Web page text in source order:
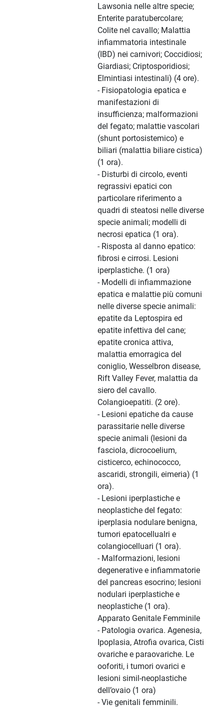
Lawsonia nelle altre specie;
Enterite paratubercolare;
Colite nel cavallo; Malattia
infiammatoria intestinale
(IBD) nei carnivori; Coccidiosi;
Giardiasi; Criptosporidiosi;
Elmintiasi intestinali) (4 ore).
- Fisiopatologia epatica e
manifestazioni di
insufficienza; malformazioni
del fegato; malattie vascolari
(shunt portosistemico) e
biliari (malattia biliare cistica)
(1 ora).
- Disturbi di circolo, eventi
regrassivi epatici con
particolare riferimento a
quadri di steatosi nelle diverse
specie animali; modelli di
necrosi epatica (1 ora).
- Risposta al danno epatico:
fibrosi e cirrosi. Lesioni
iperplastiche. (1 ora)
- Modelli di infiammazione
epatica e malattie più comuni
nelle diverse specie animali:
epatite da Leptospira ed
epatite infettiva del cane;
epatite cronica attiva,
malattia emorragica del
coniglio, Wesselbron disease,
Rift Valley Fever, malattia da
siero del cavallo.
Colangioepatiti. (2 ore).
- Lesioni epatiche da cause
parassitarie nelle diverse
specie animali (lesioni da
fasciola, dicrocoelium,
cisticerco, echinococco,
ascaridi, strongili, eimeria) (1
ora).
- Lesioni iperplastiche e
neoplastiche del fegato:
iperplasia nodulare benigna,
tumori epatocellualri e
colangiocelluari (1 ora).
- Malformazioni, lesioni
degenerative e infiammatorie
del pancreas esocrino; lesioni
nodulari iperplastiche e
neoplastiche (1 ora).
Apparato Genitale Femminile
- Patologia ovarica. Agenesia,
Ipoplasia, Atrofia ovarica, Cisti
ovariche e paraovariche. Le
ooforiti, i tumori ovarici e
lesioni simil-neoplastiche
dell’ovaio (1 ora)
- Vie genitali femminili.